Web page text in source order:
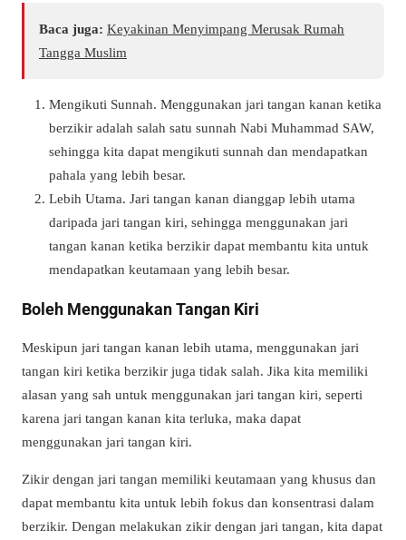
Baca juga: Keyakinan Menyimpang Merusak Rumah
Tangga Muslim
Mengikuti Sunnah. Menggunakan jari tangan kanan ketika
berzikir adalah salah satu sunnah Nabi Muhammad SAW,
sehingga kita dapat mengikuti sunnah dan mendapatkan
pahala yang lebih besar.
Lebih Utama. Jari tangan kanan dianggap lebih utama
daripada jari tangan kiri, sehingga menggunakan jari
tangan kanan ketika berzikir dapat membantu kita untuk
mendapatkan keutamaan yang lebih besar.
Boleh Menggunakan Tangan Kiri
Meskipun jari tangan kanan lebih utama, menggunakan jari
tangan kiri ketika berzikir juga tidak salah. Jika kita memiliki
alasan yang sah untuk menggunakan jari tangan kiri, seperti
karena jari tangan kanan kita terluka, maka dapat
menggunakan jari tangan kiri.
Zikir dengan jari tangan memiliki keutamaan yang khusus dan
dapat membantu kita untuk lebih fokus dan konsentrasi dalam
berzikir. Dengan melakukan zikir dengan jari tangan, kita dapat